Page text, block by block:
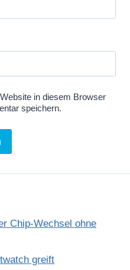
in diesem Browser
speichern.
Chip-Wechsel ohne
greift